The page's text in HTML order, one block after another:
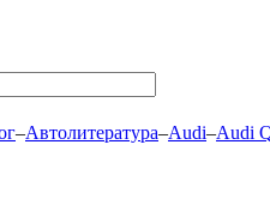
–Автолитература–Audi–Audi